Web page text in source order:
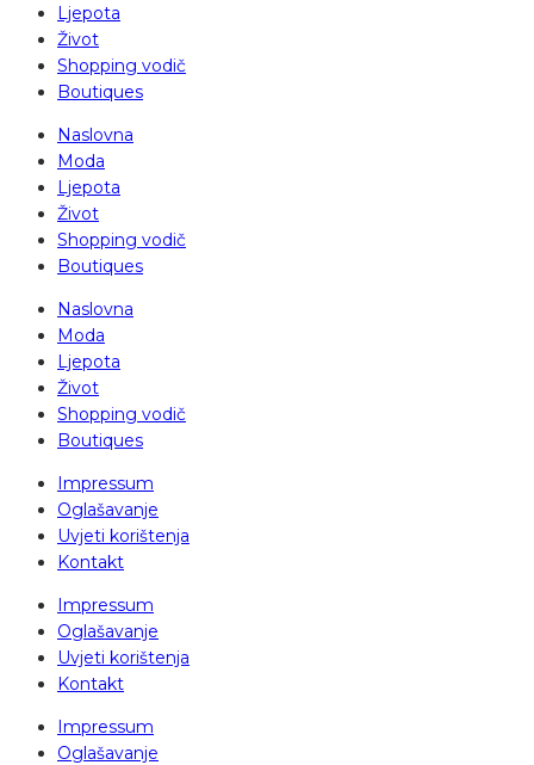
Ljepota
Život
Shopping vodič
Boutiques
Naslovna
Moda
Ljepota
Život
Shopping vodič
Boutiques
Naslovna
Moda
Ljepota
Život
Shopping vodič
Boutiques
Impressum
Oglašavanje
Uvjeti korištenja
Kontakt
Impressum
Oglašavanje
Uvjeti korištenja
Kontakt
Impressum
Oglašavanje